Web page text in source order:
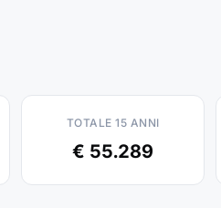
TOTALE 15 ANNI
€ 55.289